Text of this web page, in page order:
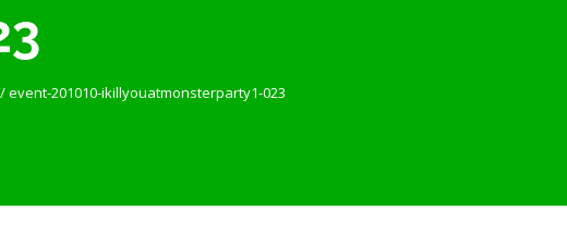
event-201010-ikillyouatmonsterparty1-023